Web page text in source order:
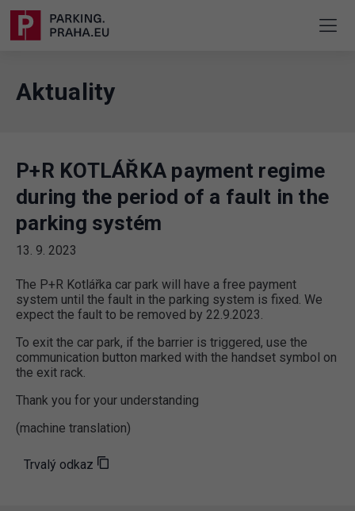
Aktuality
P+R KOTLÁŘKA payment regime
during the period of a fault in the
parking systém
13. 9. 2023
The P+R Kotlářka car park will have a free payment
system until the fault in the parking system is fixed. We
expect the fault to be removed by 22.9.2023.
To exit the car park, if the barrier is triggered, use the
communication button marked with the handset symbol on
the exit rack.
Thank you for your understanding
(machine translation)
Trvalý odkaz